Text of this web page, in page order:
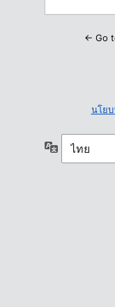
← Go
นโย
ภาษา